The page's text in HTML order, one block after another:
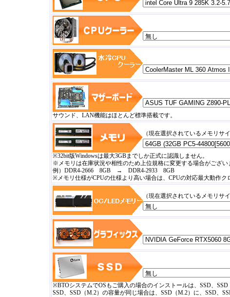
サウンド、LAN機能はほとんど標準搭載です。
（現在選択されているメモリサ
※32bit版Windowsは最大3GBまでしか正式に認識しません。
※メモリは在庫状況や相性のため上位規格に変更する場合がござい
例）DDR4-2666 8GB → DDR4-2933 8GB
※メモリ仕様がCPUの仕様より高い場合は、CPUの対応最大動作ク
（現在選択されているメモリサ
※BTOシステムでOSもご購入の場合のインストールは、SSD、
SSD、SSD（M.2）の容量が同じ場合は、SSD（M.2）に、SSD、